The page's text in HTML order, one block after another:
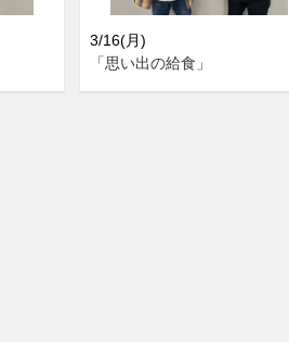
3/16(月)
「思い出の給食」